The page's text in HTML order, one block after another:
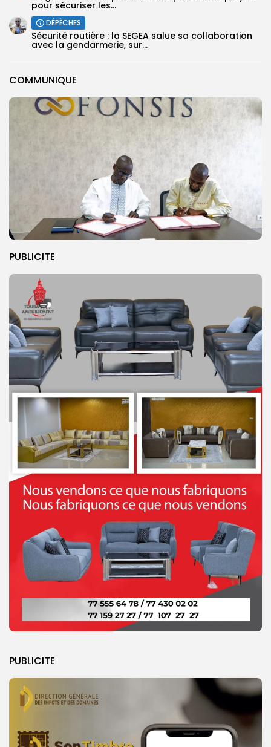
COMMUNIQUE
PUBLICITE
PUBLICITE
pour sécuriser les...
DÉPÊCHES
Sécurité routière : la SEGEA salue sa collaboration
avec la gendarmerie, sur...